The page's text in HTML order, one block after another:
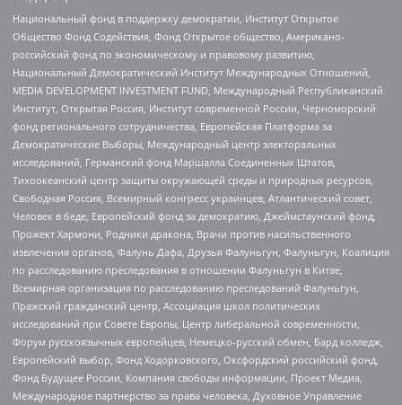
Национальный фонд в поддержку демократии, Институт Открытое
Общество Фонд Содействия, Фонд Открытое общество, Американо-
российский фонд по экономическому и правовому развитию,
Национальный Демократический Институт Международных Отношений,
MEDIA DEVELOPMENT INVESTMENT FUND, Международный Республиканский
Институт, Открытая Россия, Институт современной России, Черноморский
фонд регионального сотрудничества, Европейская Платформа за
Демократические Выборы, Международный центр электоральных
исследований, Германский фонд Маршалла Соединенных Штатов,
Тихоокеанский центр защиты окружающей среды и природных ресурсов,
Свободная Россия, Всемирный конгресс украинцев, Атлантический совет,
Человек в беде, Европейский фонд за демократию, Джеймстаунский фонд,
Прожект Хармони, Родники дракона, Врачи против насильственного
извлечения органов, Фалунь Дафа, Друзья Фалуньгун, Фалуньгун, Коалиция
по расследованию преследования в отношении Фалуньгун в Китае,
Всемирная организация по расследованию преследований Фалуньгун,
Пражский гражданский центр, Ассоциация школ политических
исследований при Совете Европы, Центр либеральной современности,
Форум русскоязычных европейцев, Немецко-русский обмен, Бард колледж,
Европейский выбор, Фонд Ходорковского, Оксфордский российский фонд,
Фонд Будущее России, Компания свободы информации, Проект Медиа,
Международное партнерство за права человека, Духовное Управление